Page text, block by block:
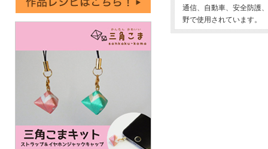
通信、自動車、安全防護
野で使用されています。